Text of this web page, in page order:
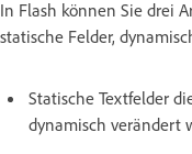
In Flash können Sie drei
statische Felder,
Statische Textfelder
dynamisch verändert